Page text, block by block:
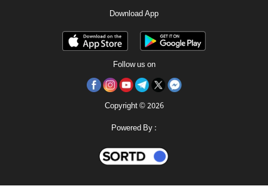
Download App
Follow us on
Copyright © 2026
Powered By :